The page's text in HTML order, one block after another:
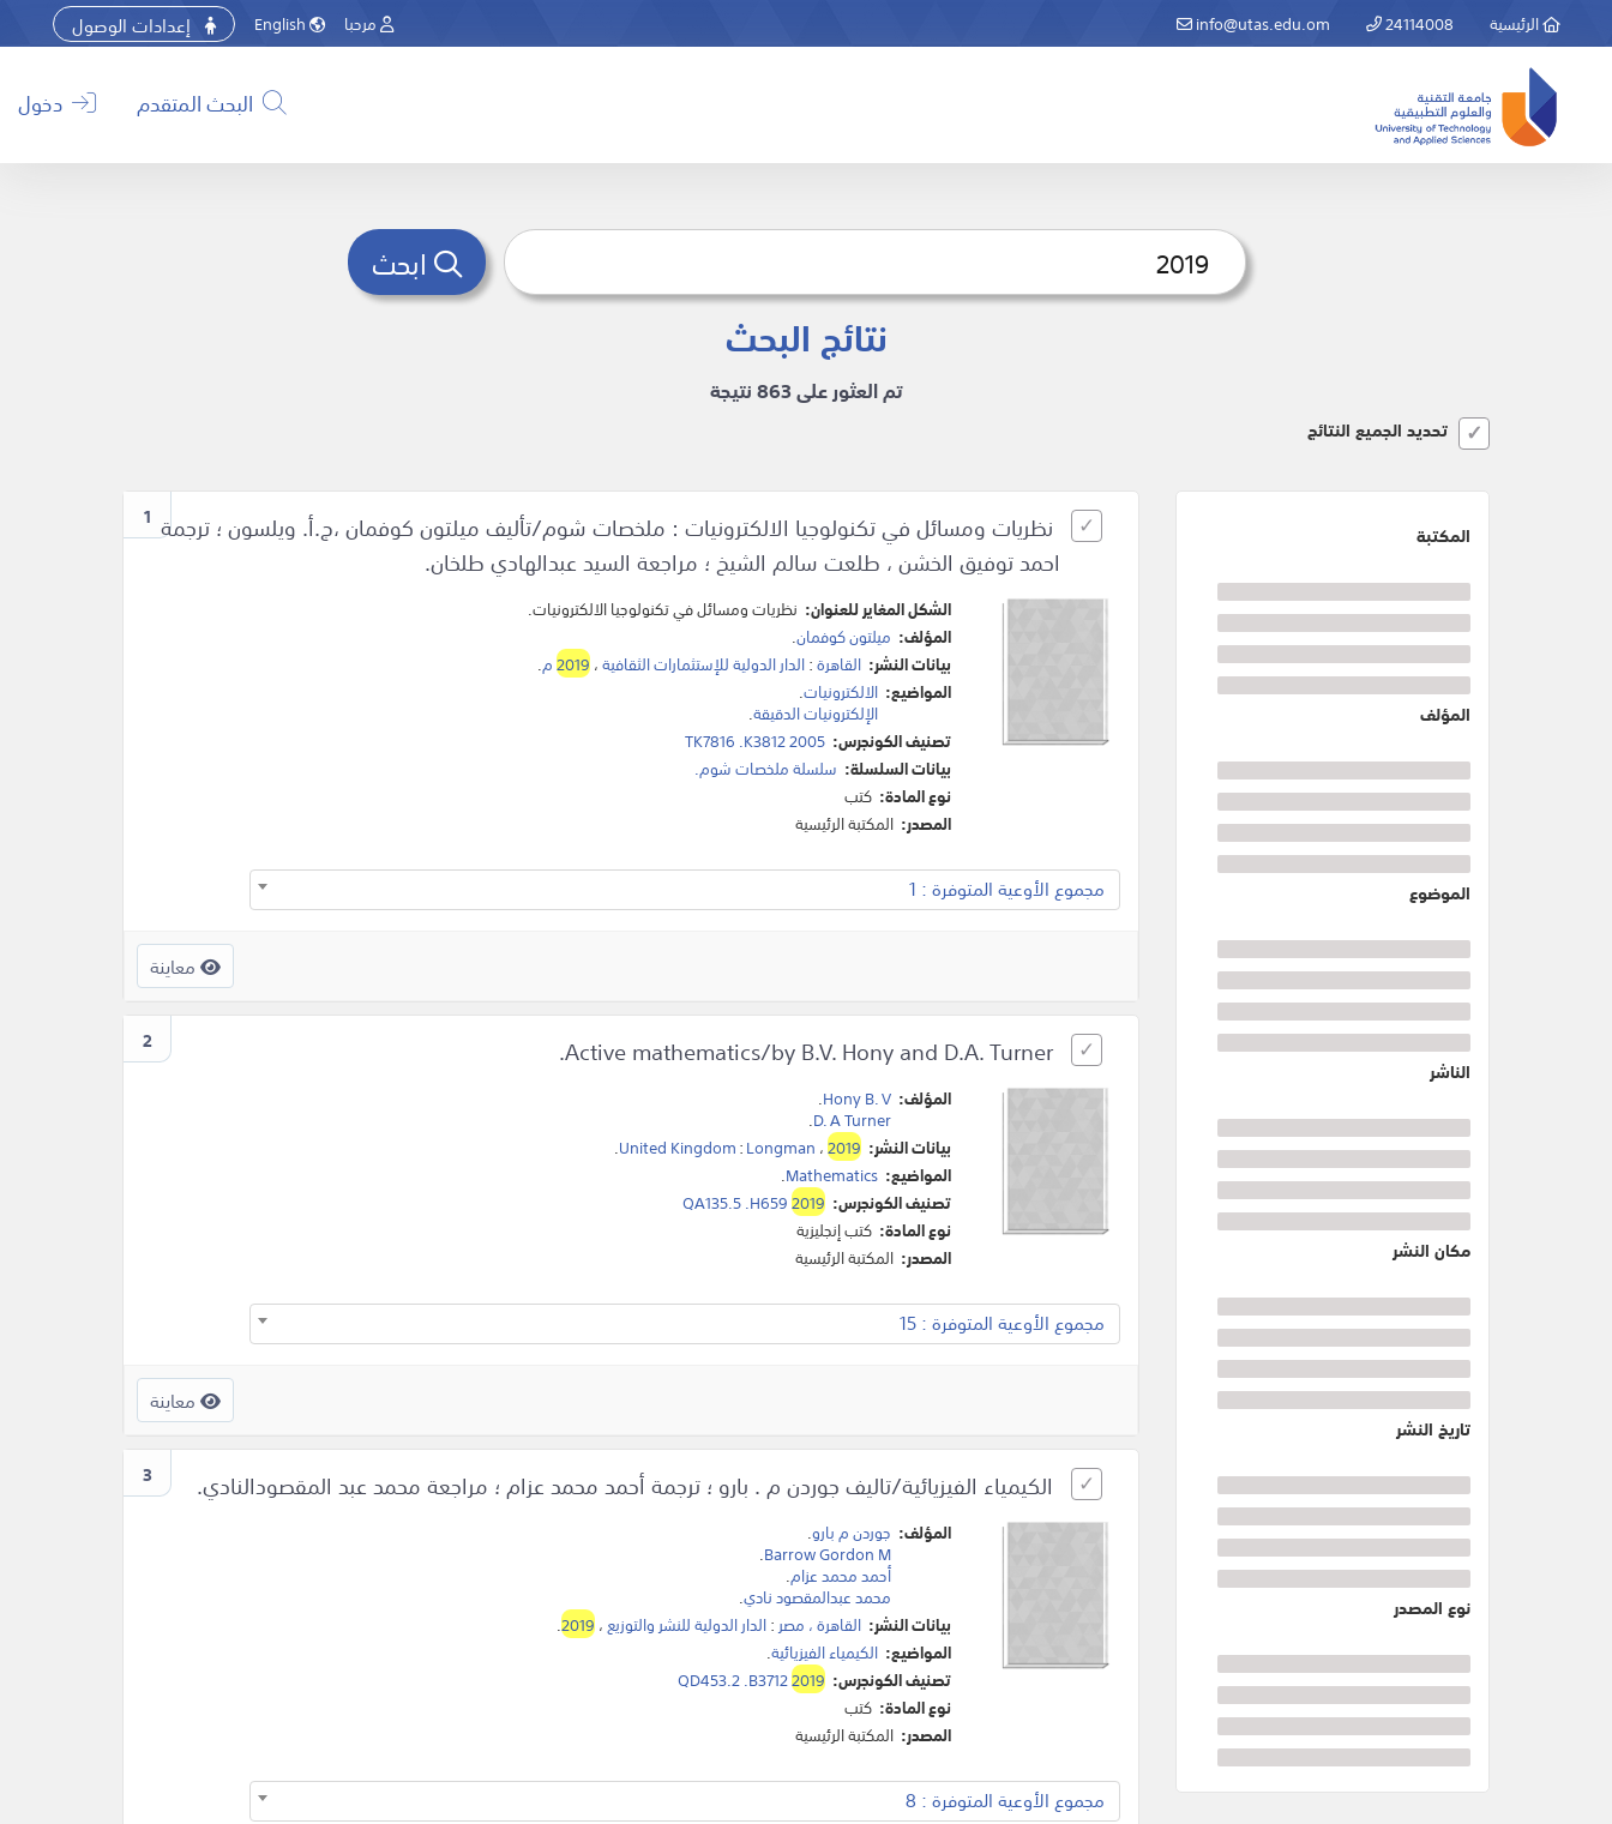
الرئيسية 24114008
info@utas.edu.om إعدادات الوصول مرحبا
البحث المتقدم دخول
نتائج البحث
تم العثور على 863 نتيجة
تحديد الجميع النتائج
المكتبة
المؤلف
الموضوع
الناشر
مكان النشر
تاريخ النشر
نوع المصدر
1 نظريات ومسائل في تكنولوجيا الالكترونيات : ملخصات شوم/تأليف ميلتون كوفمان ،ج.أ. ويلسون ؛ ترجمة
احمد توفيق الخشن ، طلعت سالم الشيخ ؛ مراجعة السيد عبدالهادي طلخان.
الشكل المغاير للعنوان: نظريات ومسائل في تكنولوجيا الالكترونيات.
المؤلف: ميلتون كوفمان.
بيانات النشر: القاهرة:الدار الدولية للإستثمارات الثقافية،2019م.
المواضيع: الالكترونيات.
الإلكترونيات الدقيقة.
تصنيف الكونجرس: TK7816 .K3812 2005
بيانات السلسلة: سلسلة ملخصات شوم.
نوع المادة: كتب
المصدر: المكتبة الرئيسية
مجموع الأوعية المتوفرة : 1
معاينة
2 Active mathematics/by B.V. Hony and D.A. Turner.
المؤلف: Hony B. V
.
D. A Turner
.
بيانات النشر:
United Kingdom:Longman ،2019
.
المواضيع: Mathematics
.
تصنيف الكونجرس:
QA135.5 .H6592019
نوع المادة: كتب إنجليزية
المصدر: المكتبة الرئيسية
مجموع الأوعية المتوفرة : 15
معاينة
3 الكيمياء الفيزيائية/تاليف جوردن م . بارو ؛ ترجمة أحمد محمد عزام ؛ مراجعة محمد عبد المقصودالنادي.
المؤلف: جوردن م بارو.
Barrow Gordon M
.
أحمد محمد عزام.
محمد عبدالمقصود نادي.
بيانات النشر: القاهرة ، مصر :الدار الدولية للنشر والتوزيع،2019
.
المواضيع: الكيمياء الفيزيائية.
تصنيف الكونجرس:
QD453.2 .B37122019
نوع المادة: كتب
المصدر: المكتبة الرئيسية
مجموع الأوعية المتوفرة : 8